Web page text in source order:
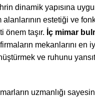
dinamik yapısına
alanlarının estetiği ve
önem taşır. İç mimar
mekanlarını en
ve ruhunu
uzmanlığı